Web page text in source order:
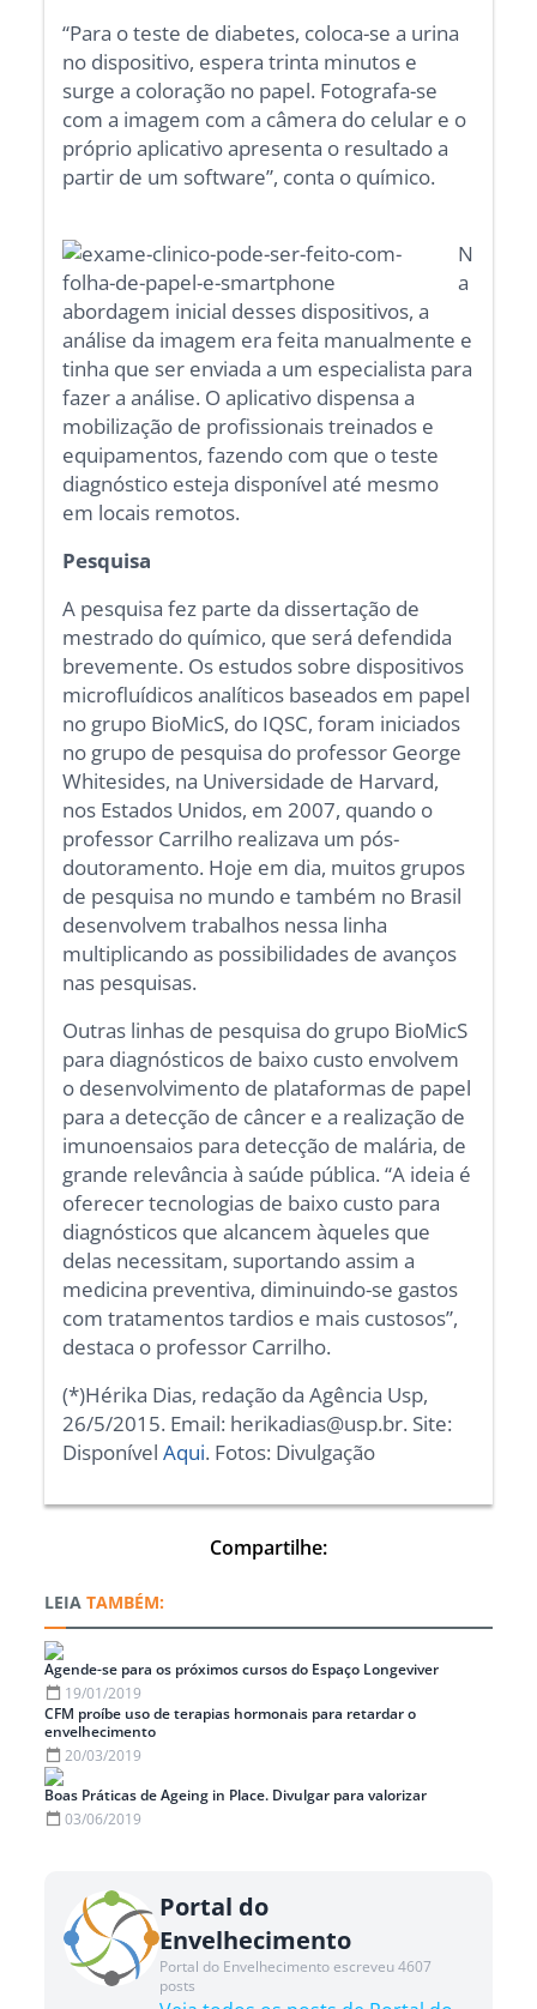
“Para o teste de diabetes, coloca-se a urina
no dispositivo, espera trinta minutos e
surge a coloração no papel. Fotografa-se
com a imagem com a câmera do celular e o
próprio aplicativo apresenta o resultado a
partir de um software”, conta o químico.
N
a
abordagem inicial desses dispositivos, a
análise da imagem era feita manualmente e
tinha que ser enviada a um especialista para
fazer a análise. O aplicativo dispensa a
mobilização de profissionais treinados e
equipamentos, fazendo com que o teste
diagnóstico esteja disponível até mesmo
em locais remotos.
Pesquisa
A pesquisa fez parte da dissertação de
mestrado do químico, que será defendida
brevemente. Os estudos sobre dispositivos
microfluídicos analíticos baseados em papel
no grupo BioMicS, do IQSC, foram iniciados
no grupo de pesquisa do professor George
Whitesides, na Universidade de Harvard,
nos Estados Unidos, em 2007, quando o
professor Carrilho realizava um pós-
doutoramento. Hoje em dia, muitos grupos
de pesquisa no mundo e também no Brasil
desenvolvem trabalhos nessa linha
multiplicando as possibilidades de avanços
nas pesquisas.
Outras linhas de pesquisa do grupo BioMicS
para diagnósticos de baixo custo envolvem
o desenvolvimento de plataformas de papel
para a detecção de câncer e a realização de
imunoensaios para detecção de malária, de
grande relevância à saúde pública. “A ideia é
oferecer tecnologias de baixo custo para
diagnósticos que alcancem àqueles que
delas necessitam, suportando assim a
medicina preventiva, diminuindo-se gastos
com tratamentos tardios e mais custosos”,
destaca o professor Carrilho.
(*)Hérika Dias, redação da Agência Usp,
26/5/2015. Email: herikadias@usp.br. Site:
DisponívelAqui. Fotos: Divulgação
Compartilhe:
TAMBÉM:
Agende-se para os próximos cursos do Espaço Longeviver
19/01/2019
CFM proíbe uso de terapias hormonais para retardar o
envelhecimento
20/03/2019
Boas Práticas de Ageing in Place. Divulgar para valorizar
03/06/2019
Portal do
Envelhecimento
Portal do Envelhecimento escreveu 4607
posts